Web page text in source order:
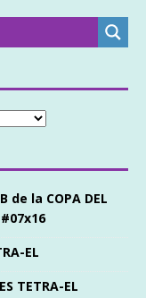
de la COPA DEL
EL
TETRA-EL